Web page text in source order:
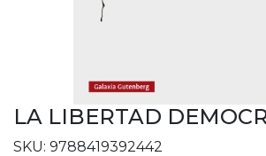
LA LIBERTAD
SKU: 9788419392442